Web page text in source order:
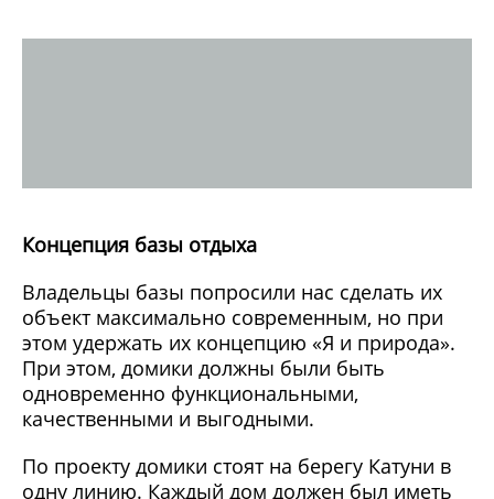
Концепция базы отдыха
Владельцы базы попросили нас сделать их
объект максимально современным, но при
этом удержать их концепцию «Я и природа».
При этом, домики должны были быть
одновременно функциональными,
качественными и выгодными.
По проекту домики стоят на берегу Катуни в
одну линию. Каждый дом должен был иметь